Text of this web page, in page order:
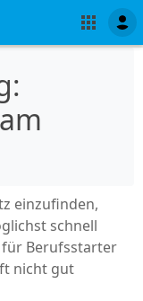
einzufinden,
schnell
für Berufsstarter
nicht gut